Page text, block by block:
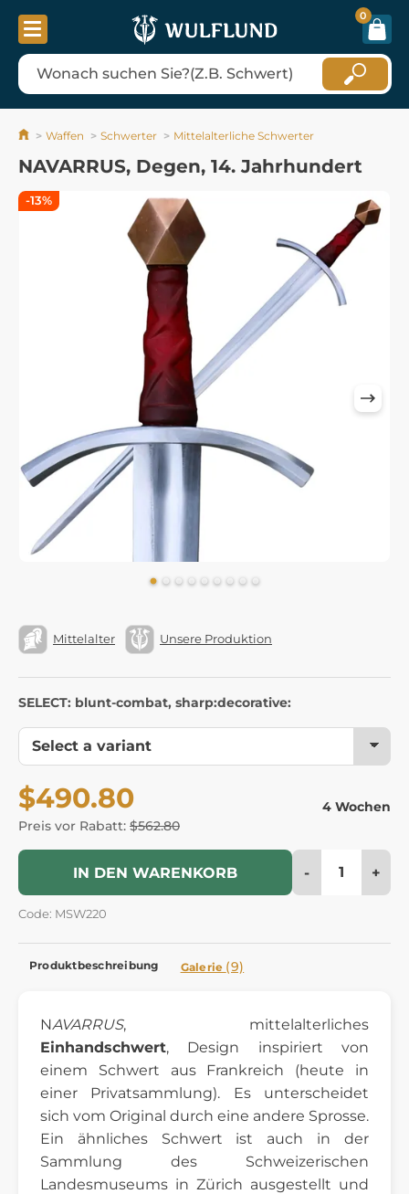
0
Waffen Schwerter Mittelalterliche Schwerter
NAVARRUS, Degen, 14. Jahrhundert
Mittelalter Unsere Produktion
SELECT: blunt-combat, sharp:decorative:
$490.80
Preis vor Rabatt: $562.80
4 Wochen
IN DEN WARENKORB - +
Code: MSW220
-13%
Produktbeschreibung Galerie (9)
NAVARRUS, mittelalterliches
Einhandschwert, Design inspiriert von
einem Schwert aus Frankreich (heute in
einer Privatsammlung). Es unterscheidet
sich vom Original durch eine andere Sprosse.
Ein ähnliches Schwert ist auch in der
Sammlung des Schweizerischen
Landesmuseums in Zürich ausgestellt und